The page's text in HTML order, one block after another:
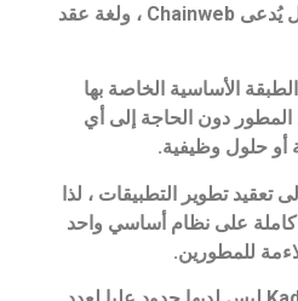
جديدة ، ونموذج إثبات العمل يُدعى Chainweb ، ولغة عقد
الأساسية الخاصة بها
المطور دون الحاجة إلى أي
أو حلول وظيفية.
تعقيد تطوير التطبيقات ، لذا
على نظام أساسي واحد
للمطورين.